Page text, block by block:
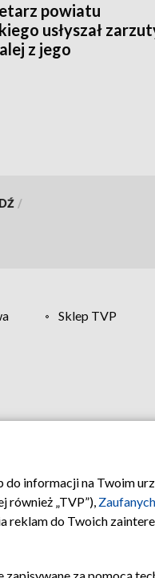
powiatu
usłyszał
z jego
/
Sklep TVP
do informacji na Twoim
również „TVP”),
reklam do Twoich